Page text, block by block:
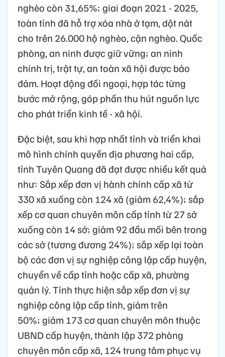
nghèo còn 31,65%; giai đoạn 2021 - 2025,
toàn tỉnh đã hỗ trợ xóa nhà ở tạm, dột nát
cho trên 26.000 hộ nghèo, cận nghèo. Quốc
phòng, an ninh được giữ vững; an ninh
chính trị, trật tự, an toàn xã hội được bảo
đảm. Hoạt động đối ngoại, hợp tác từng
bước mở rộng, góp phần thu hút nguồn lực
cho phát triển kinh tế - xã hội.
Đặc biệt, sau khi hợp nhất tỉnh và triển khai
mô hình chính quyền địa phương hai cấp,
tỉnh Tuyên Quang đã đạt được nhiều kết quả
như: Sắp xếp đơn vị hành chính cấp xã từ
330 xã xuống còn 124 xã (giảm 62,4%); sắp
xếp cơ quan chuyên môn cấp tỉnh từ 27 sở
xuống còn 14 sở; giảm 92 đầu mối bên trong
các sở (tương đương 24%); sắp xếp lại toàn
bộ các đơn vị sự nghiệp công lập cấp huyện,
chuyển về cấp tỉnh hoặc cấp xã, phường
quản lý. Tỉnh thực hiện sắp xếp đơn vị sự
nghiệp công lập cấp tỉnh, giảm trên
50%; giảm 173 cơ quan chuyên môn thuộc
UBND cấp huyện, thành lập 372 phòng
chuyên môn cấp xã, 124 trung tâm phục vụ